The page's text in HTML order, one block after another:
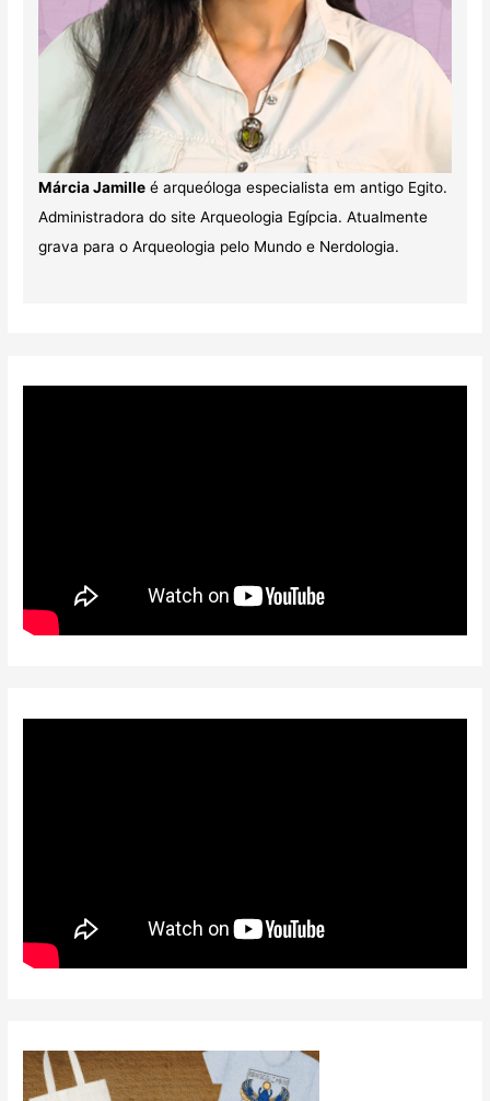
Márcia Jamilleé arqueóloga especialista em antigo Egito.
Administradora do site Arqueologia Egípcia. Atualmente
grava para o Arqueologia pelo Mundo e Nerdologia.